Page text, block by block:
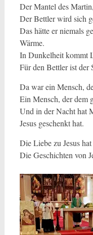
Der Mantel des
Der Bettler wird sich
Das hätte er niemals
Wärme.
In Dunkelheit kommt
Für den Bettler ist
Da war ein Mensch,
Ein Mensch, der dem
Und in der Nacht hat
Jesus geschenkt hat.
Die Liebe zu Jesus
Die Geschichten von